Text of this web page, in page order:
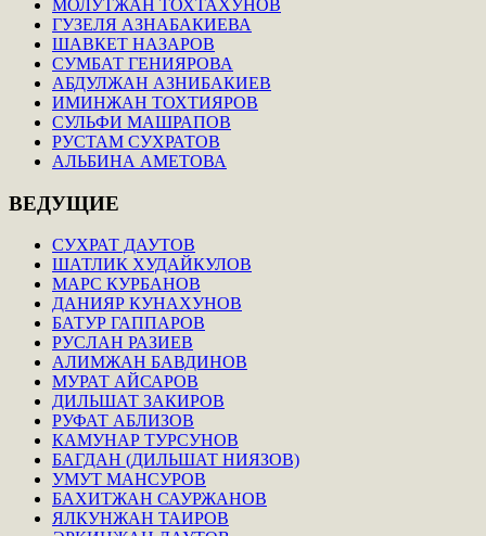
МОЛУТЖАН ТОХТАХУНОВ
ГУЗЕЛЯ АЗНАБАКИЕВА
ШАВКЕТ НАЗАРОВ
СУМБАТ ГЕНИЯРОВА
АБДУЛЖАН АЗНИБАКИЕВ
ИМИНЖАН ТОХТИЯРОВ
СУЛЬФИ МАШРАПОВ
РУСТАМ СУХРАТОВ
АЛЬБИНА АМЕТОВА
ВЕДУЩИЕ
СУХРАТ ДАУТОВ
ШАТЛИК ХУДАЙКУЛОВ
МАРС КУРБАНОВ
ДАНИЯР КУНАХУНОВ
БАТУР ГАППАРОВ
РУСЛАН РАЗИЕВ
АЛИМЖАН БАВДИНОВ
МУРАТ АЙСАРОВ
ДИЛЬШАТ ЗАКИРОВ
РУФАТ АБЛИЗОВ
КАМУНАР ТУРСУНОВ
БАГДАН (ДИЛЬШАТ НИЯЗОВ)
УМУТ МАНСУРОВ
БАХИТЖАН САУРЖАНОВ
ЯЛКУНЖАН ТАИРОВ